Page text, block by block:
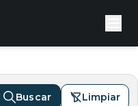
Buscar Limpiar